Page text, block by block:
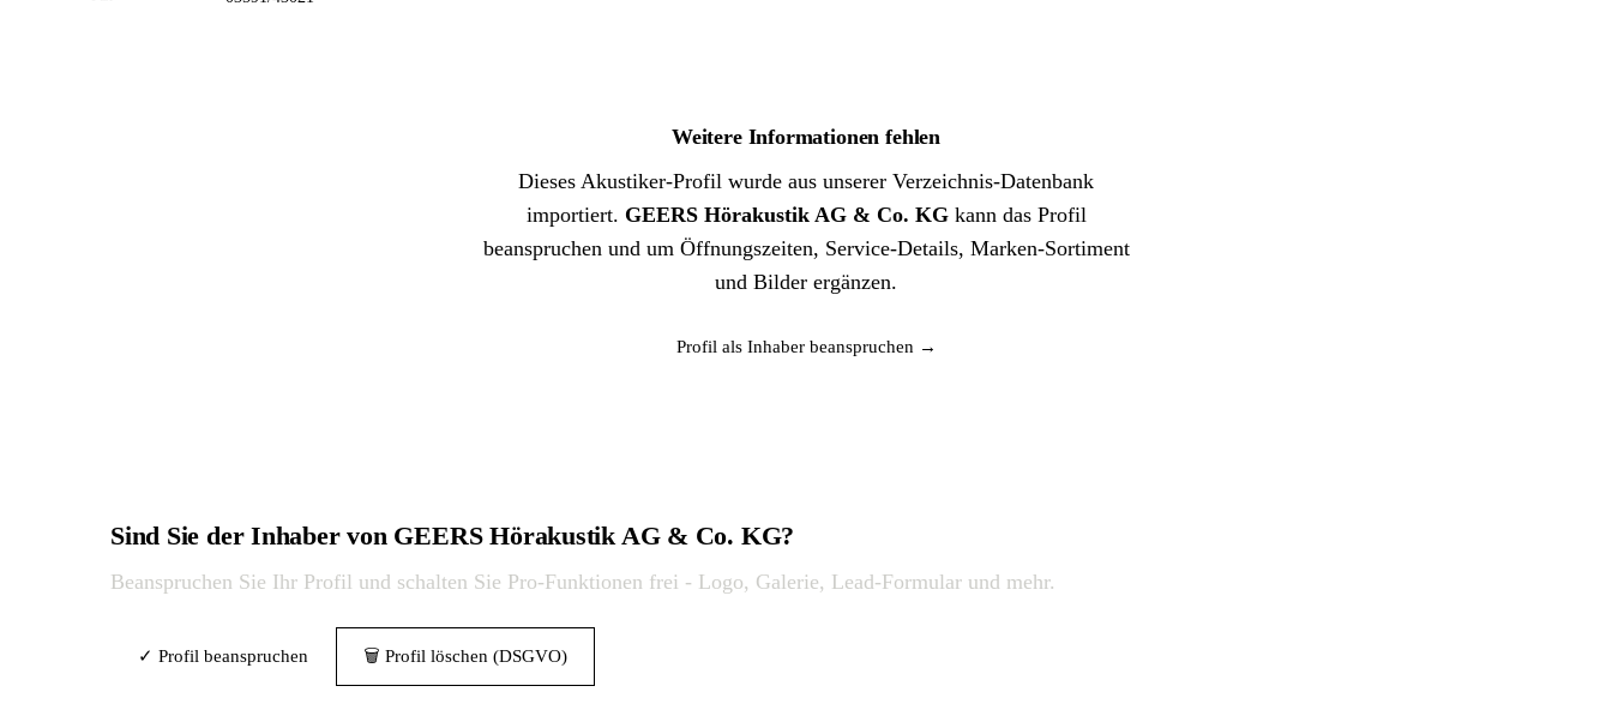
Weitere Informationen fehlen
Dieses Akustiker-Profil wurde aus unserer Verzeichnis-Datenbank
importiert. GEERS Hörakustik AG & Co. KGkann das Profil
beanspruchen und um Öffnungszeiten, Service-Details, Marken-Sortiment
und Bilder ergänzen.
Profil als Inhaber beanspruchen →
Sind Sie der Inhaber von GEERS Hörakustik AG & Co. KG?
Beanspruchen Sie Ihr Profil und schalten Sie Pro-Funktionen frei - Logo, Galerie, Lead-Formular und mehr.
✓ Profil beanspruchen 🗑 Profil löschen (DSGVO)